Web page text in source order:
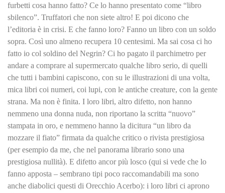
furbetti cosa hanno fatto? Ce lo hanno presentato come “libro
sbilenco”. Truffatori che non siete altro! E poi dicono che
l’editoria è in crisi. E che fanno loro? Fanno un libro con un soldo
sopra. Così uno almeno recupera 10 centesimi. Ma sai cosa ci ho
fatto io col soldino del Negrin? Ci ho pagato il parchimetro per
andare a comprare al supermercato qualche libro serio, di quelli
che tutti i bambini capiscono, con su le illustrazioni di una volta,
mica libri coi numeri, coi lupi, con le antiche creature, con la gente
strana. Ma non è finita. I loro libri, altro difetto, non hanno
nemmeno una donna nuda, non riportano la scritta “nuovo”
stampata in oro, e nemmeno hanno la dicitura “un libro da
mozzare il fiato” firmata da qualche critico o rivista prestigiosa
(per esempio da me, che nel panorama librario sono una
prestigiosa nullità). E difetto ancor più losco (qui si vede che lo
fanno apposta – sembrano tipi poco raccomandabili ma sono
anche diabolici questi di Orecchio Acerbo): i loro libri ci aprono